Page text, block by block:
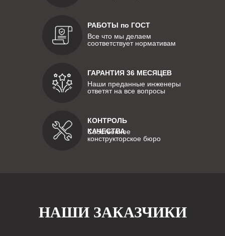
РАБОТЫ по ГОСТ
Все что мы делаем
соответствует нормативам
КОНТРОЛЬ
КАЧЕСТВА
Собственное
конструкторское бюро
ГАРАНТИЯ 36 МЕСЯЦЕВ
Наши преданные инженеры
ответят на все вопросы
НАШИ ЗАКАЗЧИКИ